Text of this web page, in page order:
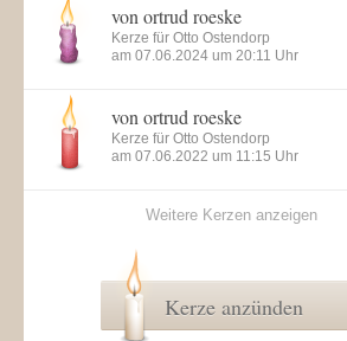
von ortrud roeske
Kerze für Otto Ostendorp
am 07.06.2024 um 20:11 Uhr
von ortrud roeske
Kerze für Otto Ostendorp
am 07.06.2022 um 11:15 Uhr
Weitere Kerzen anzeigen
Kerze anzünden